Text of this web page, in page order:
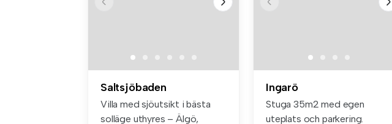
Saltsjöbaden
Villa med sjöutsikt i bästa
solläge uthyres – Älgö,
Ingarö
Stuga 35m2 med egen
uteplats och parkering.